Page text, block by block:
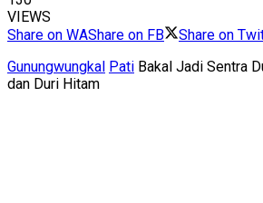
VIEWS
Share on WAShare on FB
Share on
Gunungwungkal Pati Bakal Jadi Sentra
dan Duri Hitam